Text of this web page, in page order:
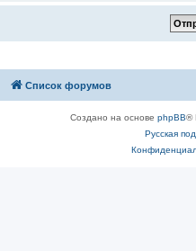
Список форумов
Создано на основе phpBB®
Русская